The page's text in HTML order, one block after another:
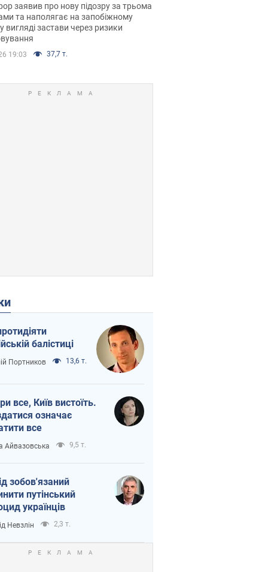
заявив про нову підозру за трьома
та наполягає на запобіжному
вигляді застави через ризики
19:03 37,7 т.
балістиці
Портников 13,6 т.
все, Київ вистоїть.
означає
все
Айвазовська 9,5 т.
зобов'язаний
путінський
українців
Невзлін 2,3 т.